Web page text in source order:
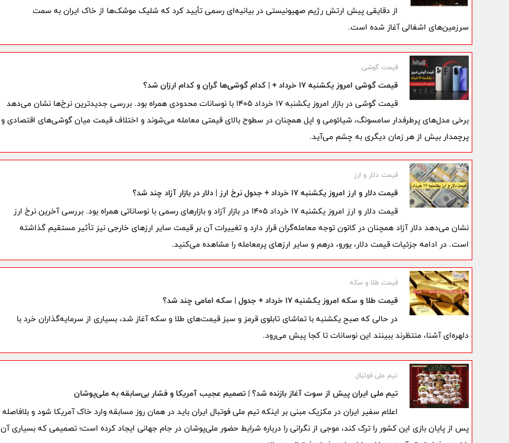
از دقایقی پیش ارتش رژیم صهیونیستی در بیانیه‌ای رسمی تأیید کرد که شلیک موشک‌ها از خاک ایران به سمت
سرزمین‌های اشغالی آغاز شده است.
قیمت گوشی
قیمت گوشی امروز یکشنبه ۱۷ خرداد + | کدام گوشی‌ها گران و کدام ارزان شد؟
قیمت گوشی در بازار امروز یکشنبه ۱۷ خرداد ۱۴۰۵ با نوسانات محدودی همراه بود. بررسی جدیدترین نرخ‌ها نشان می‌دهد
برخی مدل‌های پرطرفدار سامسونگ، شیائومی و اپل همچنان در سطوح بالای قیمتی معامله می‌شوند و اختلاف قیمت میان گوشی‌های اقتصادی و
پرچمدار بیش از هر زمان دیگری به چشم می‌آید.
قیمت دلار و ارز
قیمت دلار و ارز امروز یکشنبه 17 خرداد + جدول نرخ ارز | دلار در بازار آزاد چند شد؟
قیمت دلار و ارز امروز یکشنبه 17 خرداد 1405 در بازار آزاد و بازارهای رسمی با نوساناتی همراه بود. بررسی آخرین نرخ ارز
نشان می‌دهد دلار آزاد همچنان در کانون توجه معامله‌گران قرار دارد و تغییرات آن بر قیمت سایر ارزهای خارجی نیز تأثیر مستقیم گذاشته
است. در ادامه جزئیات قیمت دلار، یورو، درهم و سایر ارزهای پرمعامله را مشاهده می‌کنید.
قیمت طلا و سکه
قیمت طلا و سکه امروز یکشنبه 17 خرداد + جدول | سکه امامی چند شد؟
در حالی که صبح یکشنبه با تماشای تابلوی قرمز و سبز قیمت‌های طلا و سکه آغاز شد، بسیاری از سرمایه‌گذاران خرد با
دلهره‌ای آشنا، منتظرند ببینند این نوسانات تا کجا پیش می‌رود.
تیم ملی فوتبال
تیم ملی ایران پیش از سوت آغاز بازنده شد؟ | تصمیم عجیب آمریکا و فشار بی‌سابقه به ملی‌پوشان
اعلام سفیر ایران در مکزیک مبنی بر اینکه تیم ملی فوتبال ایران باید در همان روز مسابقه وارد خاک آمریکا شود و بلافاصله
پس از پایان بازی این کشور را ترک کند، موجی از نگرانی را درباره شرایط حضور ملی‌پوشان در جام جهانی ایجاد کرده است؛ تصمیمی که بسیاری آن